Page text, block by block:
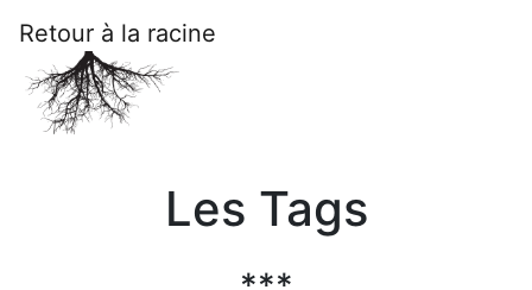
Retour à la racine
Les Tags